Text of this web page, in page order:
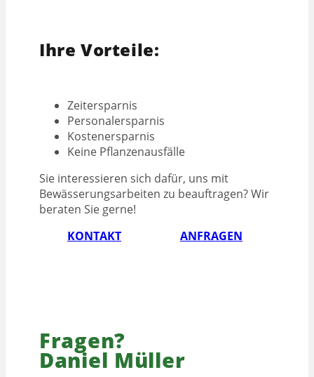
Ihre Vorteile:
Zeitersparnis
Personalersparnis
Kostenersparnis
Keine Pflanzenausfälle
Sie interessieren sich dafür, uns mit
Bewässerungsarbeiten zu beauftragen? Wir
beraten Sie gerne!
KONTAKT
ANFRAGEN
Fragen?
Daniel Müller